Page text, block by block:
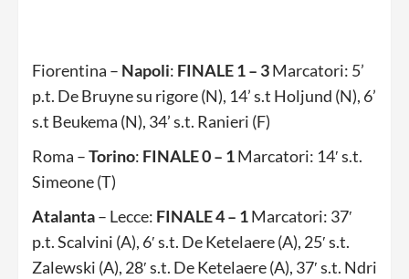
Fiorentina – Napoli: FINALE 1 – 3Marcatori: 5’
p.t. De Bruyne su rigore (N), 14’ s.t Holjund (N), 6’
s.t Beukema (N), 34’ s.t. Ranieri (F)
Roma –Torino: FINALE 0 – 1Marcatori: 14′ s.t.
Simeone (T)
Atalanta– Lecce: FINALE 4 – 1Marcatori: 37′
p.t. Scalvini (A), 6′ s.t. De Ketelaere (A), 25′ s.t.
Zalewski (A), 28′ s.t. De Ketelaere (A), 37′ s.t. Ndri